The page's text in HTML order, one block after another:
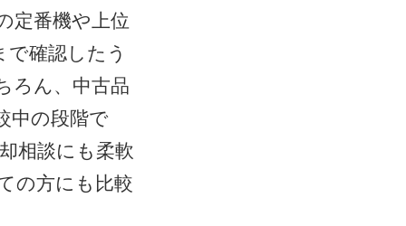
定番機や上位
で確認したう
ろん、中古品
中の段階で
相談にも柔軟
の方にも比較